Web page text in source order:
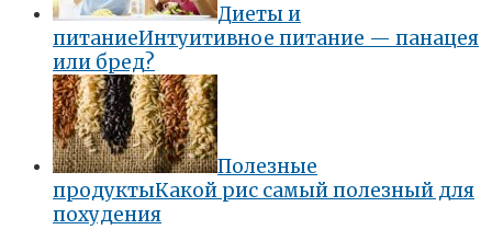
Диеты и
питаниеИнтуитивное питание — панацея
или бред?
Полезные
продуктыКакой рис самый полезный для
похудения